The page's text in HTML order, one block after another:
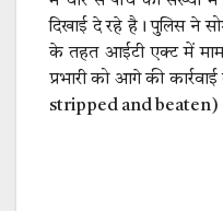
दिखाई दे रहे है। पुलिस ने
के तहत आईटी एक्ट में
प्रभारी को आगे की
stripped and beaten)